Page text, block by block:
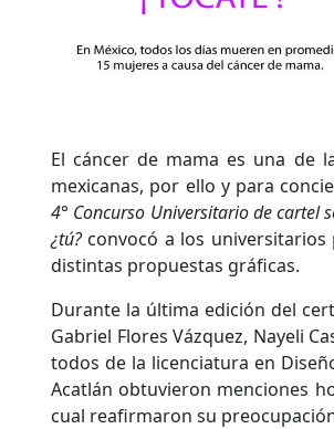
El cáncer de mama es una de
mexicanas, por ello y para
4° Concurso Universitario de cartel
¿tú?convocó a los
distintas propuestas gráficas.
Durante la última edición del
Gabriel Flores Vázquez, Nayeli
todos de la licenciatura en
Acatlán obtuvieron menciones
cual reafirmaron su